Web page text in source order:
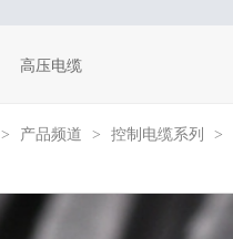
高压电缆
> 产品频道 > 控制电缆系列 >